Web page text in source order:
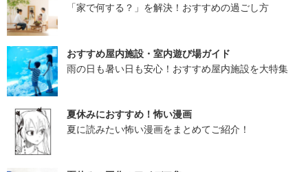
「家で何する？」を解決！おすすめの過ごし方
おすすめ屋内施設・室内遊び場ガイド
雨の日も暑い日も安心！おすすめ屋内施設を大特集
夏休みにおすすめ！怖い漫画
夏に読みたい怖い漫画をまとめてご紹介！